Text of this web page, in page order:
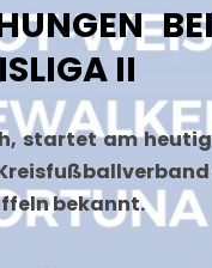
II
startet am
bekannt.